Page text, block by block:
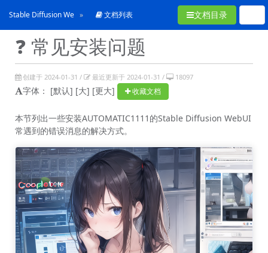
Stable Diffusion WebUI使用手冊文档列表 文档目录
❓ 常见安装问题
创建于 2024-01-31 / 最近更新于 2024-01-31 / 18097
字体： [默认] [大] [更大] 收藏文档
本节列出一些安装AUTOMATIC1111的Stable Diffusion WebUI
常遇到的错误消息的解决方式。